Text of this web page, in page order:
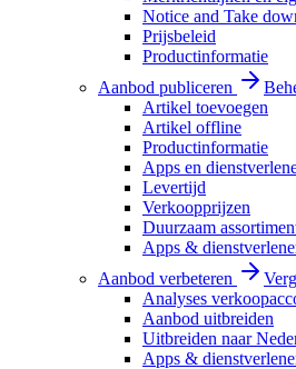
Notice and Take
Prijsbeleid
Productinformatie
Aanbod publiceren
Artikel toevoegen
Artikel offline
Productinformatie
Apps en
Levertijd
Verkoopprijzen
Duurzaam
Apps &
Aanbod verbeteren
Analyses
Aanbod uitbreiden
Uitbreiden naar
Apps &